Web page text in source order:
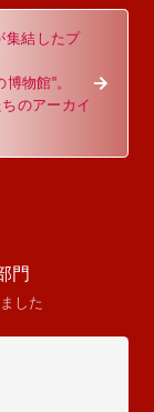
集結したプ
物館"。
のアーカイ
門
した